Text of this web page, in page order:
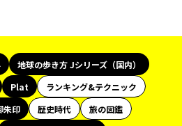
地球の歩き方 Jシリーズ（国内）
Plat
ランキング&テクニック
朱印 歴史時代
旅の図鑑